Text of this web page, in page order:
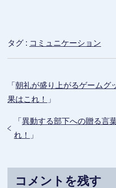
タグ : コミュニケーション
「 朝礼が盛り上がるゲームグ
果はこれ！
」
「 異動する部下への贈る言
れ！
」
コメントを残す